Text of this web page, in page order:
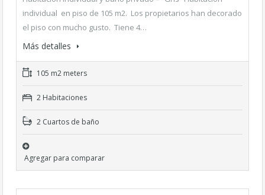
individual en piso de 105 m2. Los propietarios han decorado
el piso con mucho gusto. Tiene 4…
Más detalles
105 m2 meters
2 Habitaciones
2 Cuartos de baño
Agregar para comparar